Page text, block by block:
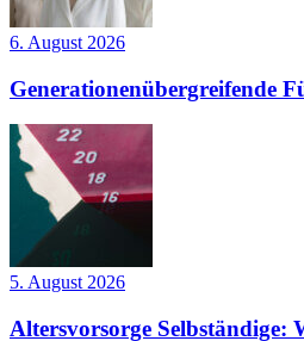
6. August 2026
Generationenübergreifende
5. August 2026
Altersvorsorge Selbständige: